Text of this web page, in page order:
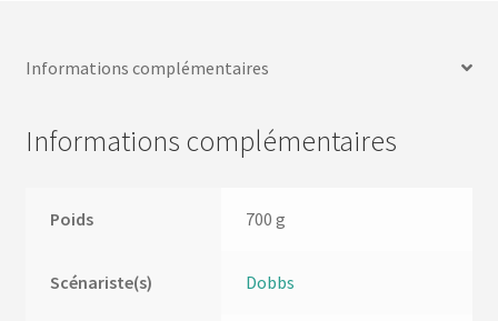
Informations complémentaires
Informations complémentaires
Poids 700 g
Scénariste(s) Dobbs